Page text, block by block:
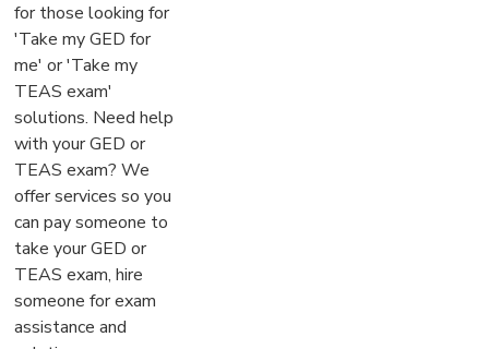
for those looking for
'Take my GED for
me' or 'Take my
TEAS exam'
solutions. Need help
with your GED or
TEAS exam? We
offer services so you
can pay someone to
take your GED or
TEAS exam, hire
someone for exam
assistance and